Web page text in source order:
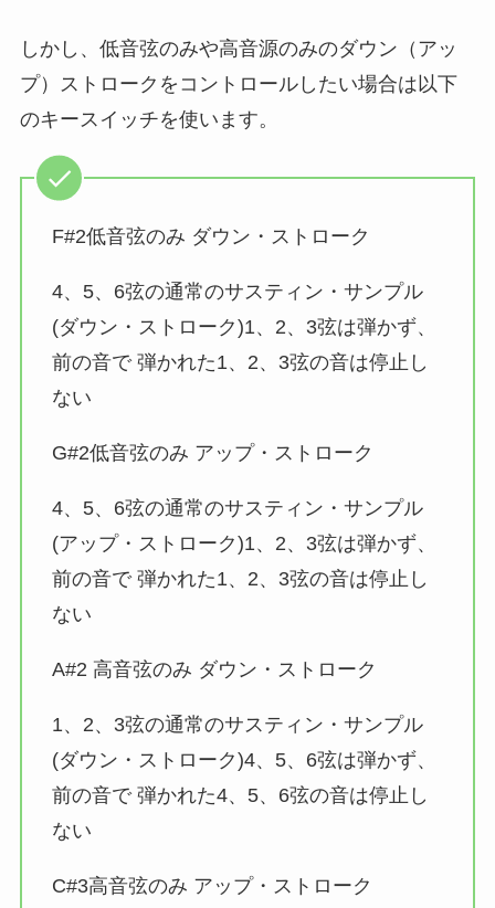
しかし、低音弦のみや高音源のみのダウン（アッ
プ）ストロークをコントロールしたい場合は以下
のキースイッチを使います。
F#2低音弦のみ ダウン・ストローク
4、5、6弦の通常のサスティン・サンプル
(ダウン・ストローク)1、2、3弦は弾かず、
前の音で 弾かれた1、2、3弦の音は停止し
ない
G#2低音弦のみ アップ・ストローク
4、5、6弦の通常のサスティン・サンプル
(アップ・ストローク)1、2、3弦は弾かず、
前の音で 弾かれた1、2、3弦の音は停止し
ない
A#2 高音弦のみ ダウン・ストローク
1、2、3弦の通常のサスティン・サンプル
(ダウン・ストローク)4、5、6弦は弾かず、
前の音で 弾かれた4、5、6弦の音は停止し
ない
C#3高音弦のみ アップ・ストローク